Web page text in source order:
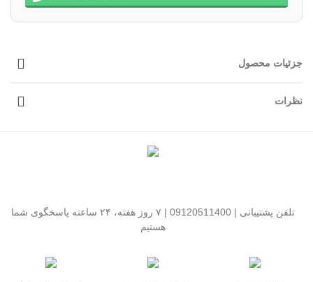
جزئیات محصول
نظرات
تلفن پشتیبانی | 09120511400 | ۷ روز هفته، ۲۴ ساعته پاسخگوی شما
هستیم